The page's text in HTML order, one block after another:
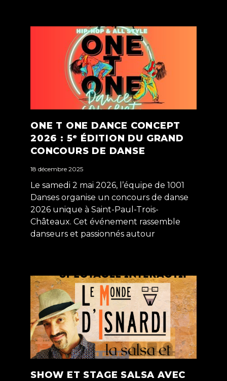
ONE T ONE DANCE CONCEPT
2026 : 5ᵉ ÉDITION DU GRAND
CONCOURS DE DANSE
18 décembre 2025
Le samedi 2 mai 2026, l’équipe de 1001
Danses organise un concours de danse
2026 unique à Saint-Paul-Trois-
Châteaux. Cet événement rassemble
danseurs et passionnés autour
SHOW ET STAGE SALSA AVEC